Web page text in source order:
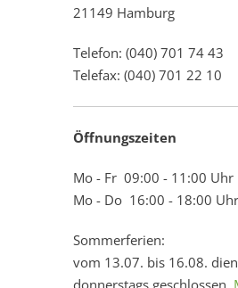
21149 Hamburg
Telefon: (040) 701 74 43
Telefax: (040) 701 22 10
Öffnungszeiten
Mo - Fr 09:00 - 11:00 Uhr
Mo - Do 16:00 - 18:00 Uhr
Sommerferien:
vom 13.07. bis 16.08.
donnerstags geschlossen.